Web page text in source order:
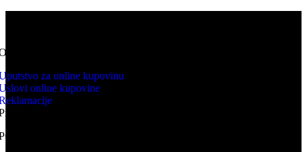
KUPOVINA
za online kupovinu
online kupovine
potrošača
I DOSTAVA